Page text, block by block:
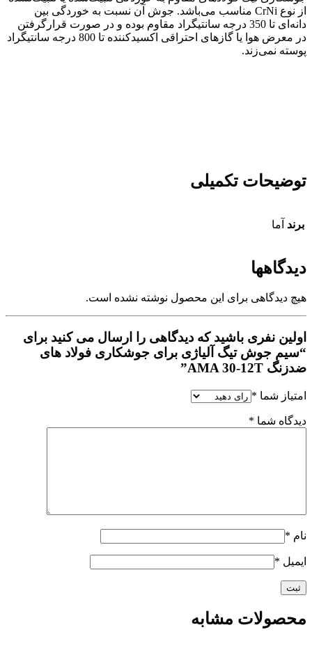
از نوع CrNi مناسب می‌باشد. جوش آن نسبت به خوردگی بین
‌دانه‌ای تا 350 درجه ‌سانتیگراد مقاوم بوده و در صورت قرارگرفتن
در معرض هوا یا گازهای احتراقی اکسیدکننده تا 800 درجه ‌سانتیگراد
پوسته نمی‌زند.
توضیحات تکمیلی
برند آما
دیدگاهها
هیچ دیدگاهی برای این محصول نوشته نشده است.
اولین نفری باشید که دیدگاهی را ارسال می کنید برای
“سیم جوش تیگ آلیاژی برای جوشکاری فولاد های
ضدزنگ AMA 30-12T”
امتیاز شما *
دیدگاه شما *
نام *
ایمیل *
محصولات مشابه